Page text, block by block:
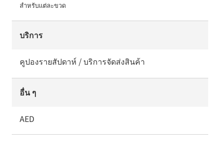
สำหรับแต่ละขวด
บริการ
คูปองรายสัปดาห์ / บริการจัดส่งสินค้า
อื่น ๆ
AED